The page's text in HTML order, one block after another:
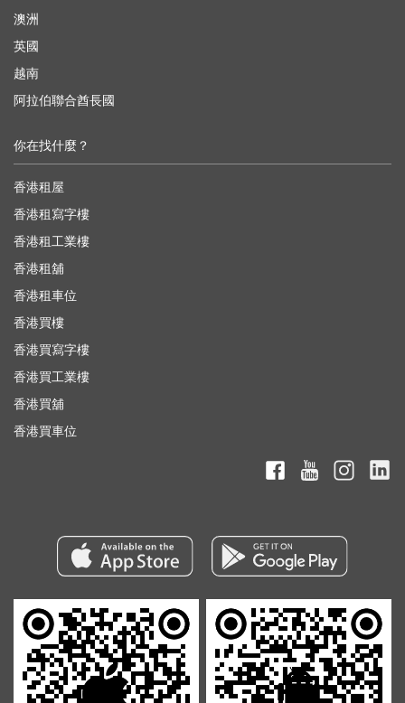
澳洲
英國
越南
阿拉伯聯合酋長國
你在找什麼？
香港租屋
香港租寫字樓
香港租工業樓
香港租舖
香港租車位
香港買樓
香港買寫字樓
香港買工業樓
香港買舖
香港買車位